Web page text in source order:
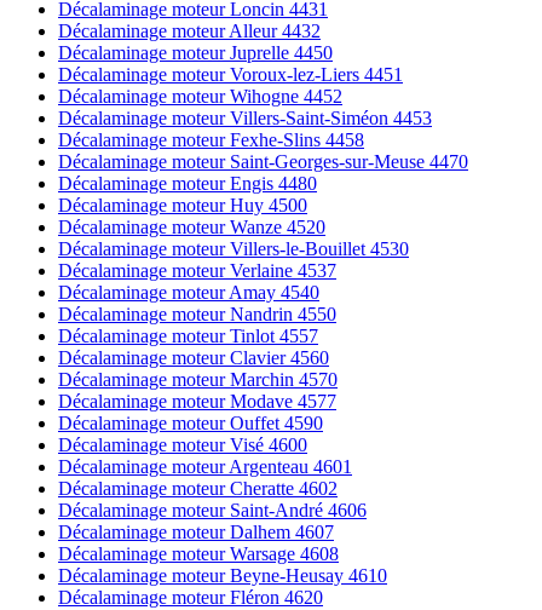
Décalaminage moteur Loncin 4431
Décalaminage moteur Alleur 4432
Décalaminage moteur Juprelle 4450
Décalaminage moteur Voroux-lez-Liers 4451
Décalaminage moteur Wihogne 4452
Décalaminage moteur Villers-Saint-Siméon 4453
Décalaminage moteur Fexhe-Slins 4458
Décalaminage moteur Saint-Georges-sur-Meuse 4470
Décalaminage moteur Engis 4480
Décalaminage moteur Huy 4500
Décalaminage moteur Wanze 4520
Décalaminage moteur Villers-le-Bouillet 4530
Décalaminage moteur Verlaine 4537
Décalaminage moteur Amay 4540
Décalaminage moteur Nandrin 4550
Décalaminage moteur Tinlot 4557
Décalaminage moteur Clavier 4560
Décalaminage moteur Marchin 4570
Décalaminage moteur Modave 4577
Décalaminage moteur Ouffet 4590
Décalaminage moteur Visé 4600
Décalaminage moteur Argenteau 4601
Décalaminage moteur Cheratte 4602
Décalaminage moteur Saint-André 4606
Décalaminage moteur Dalhem 4607
Décalaminage moteur Warsage 4608
Décalaminage moteur Beyne-Heusay 4610
Décalaminage moteur Fléron 4620